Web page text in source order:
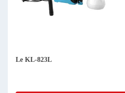
Le KL-823L